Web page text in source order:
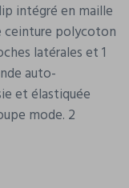
intégré en maille
ceinture polycoton
latérales et 1
auto-
et élastiquée
mode. 2